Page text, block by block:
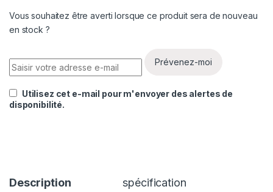
Vous souhaitez être averti lorsque ce produit sera de nouveau
en stock ?
Prévenez-moi
Utilisez cet e-mail pour m'envoyer des alertes de
disponibilité.
Description spécification